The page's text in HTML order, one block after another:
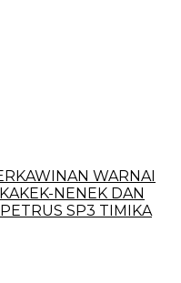
WARNAI
NENEK DAN
SP3 TIMIKA